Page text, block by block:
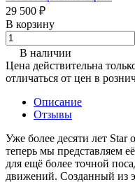
29 500 ₽
В корзину
В наличии
Цена действительна
отличаться от цен в
Описание
Отзывы
Уже более десяти лет
теперь мы представляем
для ещё более точной
движений. Созданный из